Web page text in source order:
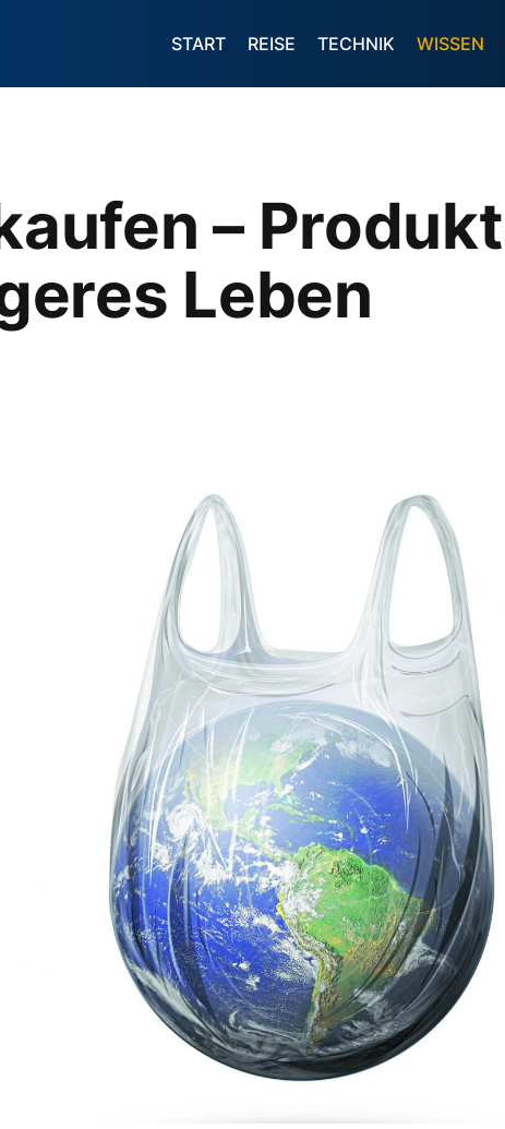
START REISE TECHNIK WISSEN
–
Leben